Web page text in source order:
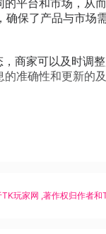
的平台和市场，从
确保了产品与市场
商家可以及时调
准确性和更新的
TK玩家网 ,著作权归作者和